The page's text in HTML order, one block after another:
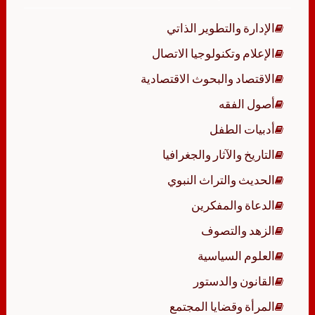
الإدارة والتطوير الذاتي
الإعلام وتكنولوجيا الاتصال
الاقتصاد والبحوث الاقتصادية
أصول الفقه
أدبيات الطفل
التاريخ والآثار والجغرافيا
الحديث والتراث النبوي
الدعاة والمفكرين
الزهد والتصوف
العلوم السياسية
القانون والدستور
المرأة وقضايا المجتمع